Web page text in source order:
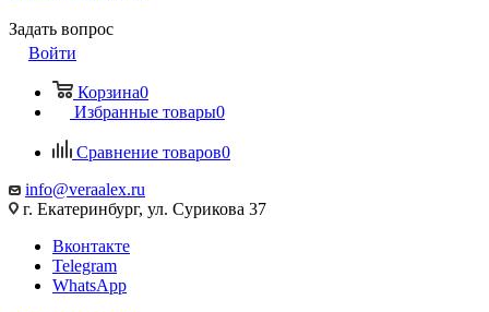
Задать вопрос
Войти
Корзина0
Избранные товары0
Сравнение товаров0
info@veraalex.ru
г. Екатеринбург, ул. Сурикова 37
Вконтакте
Telegram
WhatsApp